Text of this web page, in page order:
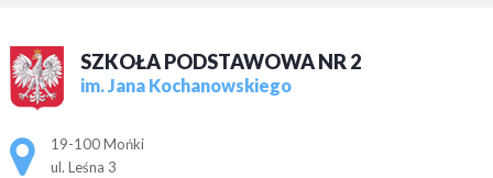
SZKOŁA PODSTAWOWA NR 2
im. Jana Kochanowskiego
Adres pocztowy:
19-100 Mońki
ul. Leśna 3